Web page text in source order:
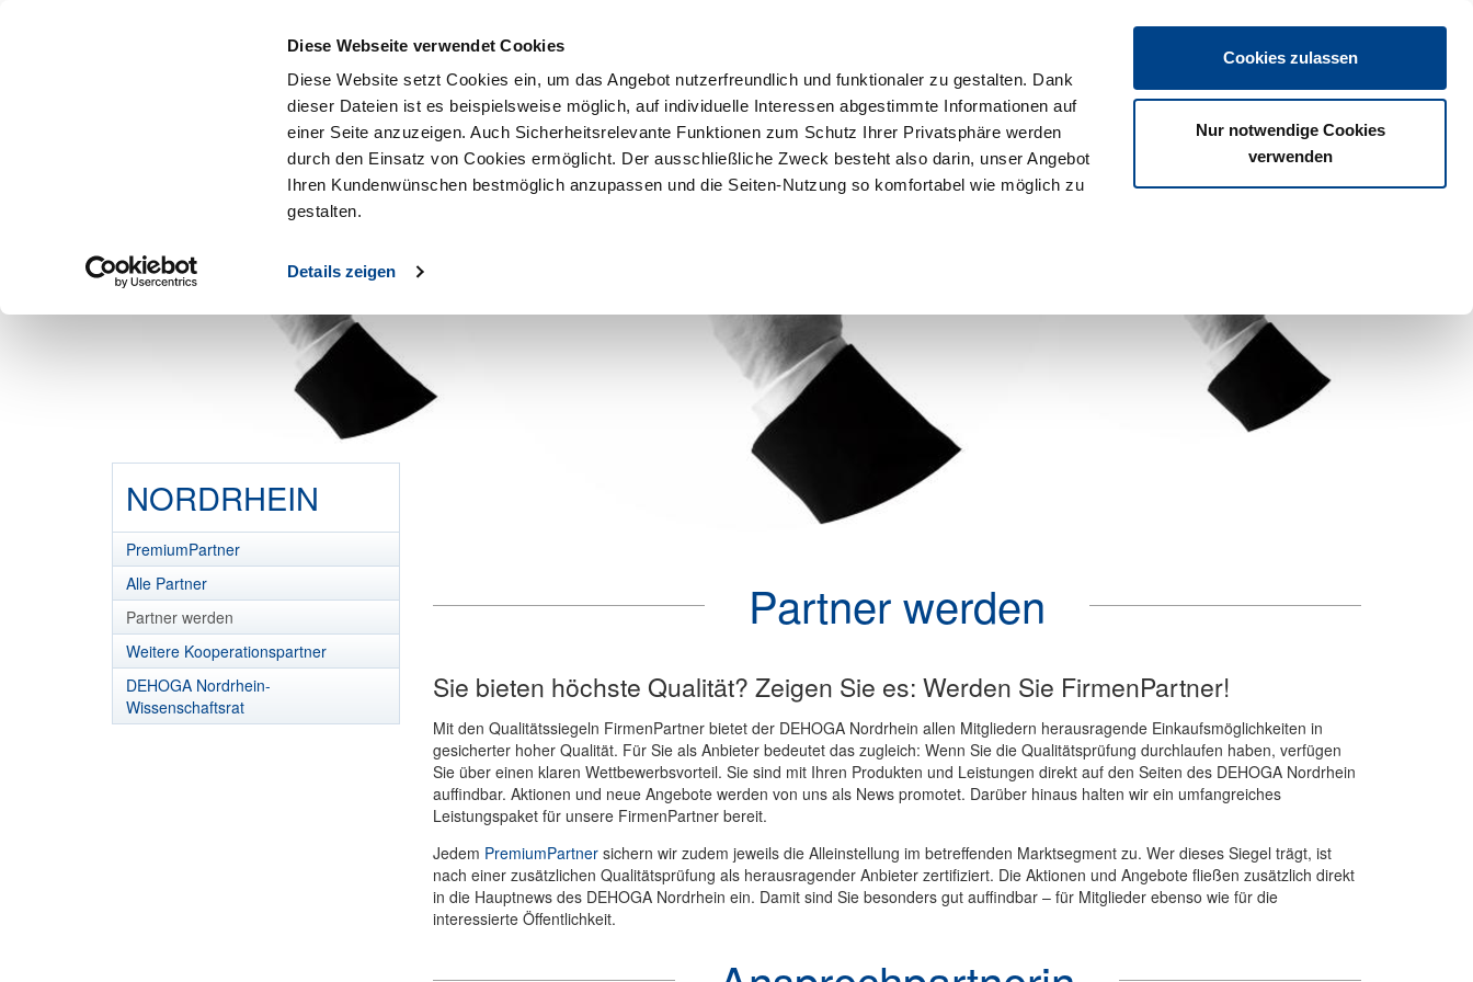
Diese Webseite verwendet Cookies
Diese Website setzt Cookies ein, um das Angebot nutzerfreundlich und funktionaler zu gestalten. Dank
dieser Dateien ist es beispielsweise möglich, auf individuelle Interessen abgestimmte Informationen auf
einer Seite anzuzeigen. Auch Sicherheitsrelevante Funktionen zum Schutz Ihrer Privatsphäre werden
durch den Einsatz von Cookies ermöglicht. Der ausschließliche Zweck besteht also darin, unser Angebot
Ihren Kundenwünschen bestmöglich anzupassen und die Seiten-Nutzung so komfortabel wie möglich zu
gestalten.
Details zeigen
Cookies zulassen
Nur notwendige Cookies
verwenden
Login
Vorteile Über uns Veranstaltungen Download Termine
NORDRHEIN
PremiumPartner
Alle Partner
Partner werden
Weitere Kooperationspartner
DEHOGA Nordrhein-
Wissenschaftsrat
Partner werden
Sie bieten höchste Qualität? Zeigen Sie es: Werden Sie FirmenPartner!
Mit den Qualitätssiegeln FirmenPartner bietet der DEHOGA Nordrhein allen Mitgliedern herausragende Einkaufsmöglichkeiten in
gesicherter hoher Qualität. Für Sie als Anbieter bedeutet das zugleich: Wenn Sie die Qualitätsprüfung durchlaufen haben, verfügen
Sie über einen klaren Wettbewerbsvorteil. Sie sind mit Ihren Produkten und Leistungen direkt auf den Seiten des DEHOGA Nordrhein
auffindbar. Aktionen und neue Angebote werden von uns als News promotet. Darüber hinaus halten wir ein umfangreiches
Leistungspaket für unsere FirmenPartner bereit.
Jedem PremiumPartnersichern wir zudem jeweils die Alleinstellung im betreffenden Marktsegment zu. Wer dieses Siegel trägt, ist
nach einer zusätzlichen Qualitätsprüfung als herausragender Anbieter zertifiziert. Die Aktionen und Angebote fließen zusätzlich direkt
in die Hauptnews des DEHOGA Nordrhein ein. Damit sind Sie besonders gut auffindbar – für Mitglieder ebenso wie für die
interessierte Öffentlichkeit.